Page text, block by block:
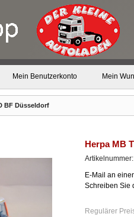
Mein Benutzerkonto Mein
BF Düsseldorf
Herpa MB
E-Mail an
Schreiben Sie
Regulärer